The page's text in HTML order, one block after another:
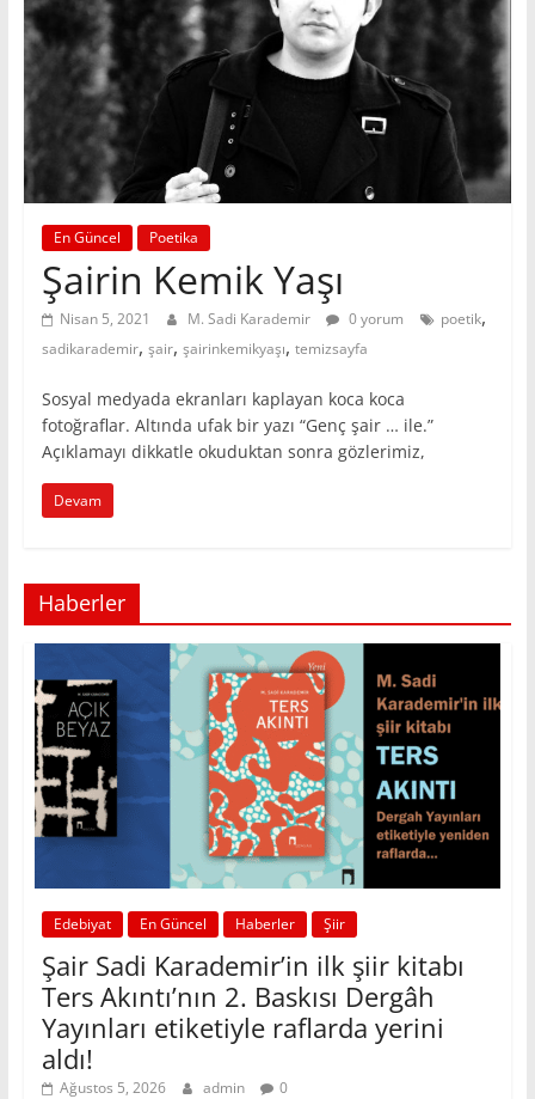
En Güncel Poetika
Şairin Kemik Yaşı
Nisan 5, 2021 M. Sadi Karademir 0 yorum poetik,
sadikarademir, şair, şairinkemikyaşı, temizsayfa
Sosyal medyada ekranları kaplayan koca koca
fotoğraflar. Altında ufak bir yazı “Genç şair … ile.”
Açıklamayı dikkatle okuduktan sonra gözlerimiz,
Devam
Haberler
Edebiyat En Güncel Haberler Şiir
Şair Sadi Karademir’in ilk şiir kitabı
Ters Akıntı’nın 2. Baskısı Dergâh
Yayınları etiketiyle raflarda yerini
aldı!
Ağustos 5, 2026 admin 0